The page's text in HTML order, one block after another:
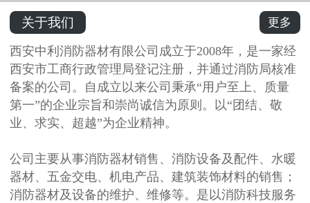
更多
关于我们
西安中利消防器材有限公司成立于2008年，是一家经
西安市工商行政管理局登记注册，并通过消防局核准
备案的公司。自成立以来公司秉承“用户至上、质量
第一”的企业宗旨和崇尚诚信为原则。以“团结、敬
业、求实、超越”为企业精神。
公司主要从事消防器材销售、消防设备及配件、水暖
器材、五金交电、机电产品、建筑装饰材料的销售；
消防器材及设备的维护、维修等。是以消防科技服务